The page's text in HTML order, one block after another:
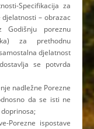
Specifikacija za
– obrazac
poreznu
za prethodnu
djelatnost
se potvrda
nadležne Porezne
da se isti ne
Porezne ispostave